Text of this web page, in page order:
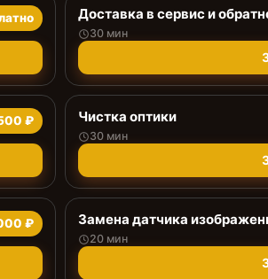
Доставка в сервис и
30 мин
₽ Чистка оптики
30 мин
₽ Замена датчика
20 мин